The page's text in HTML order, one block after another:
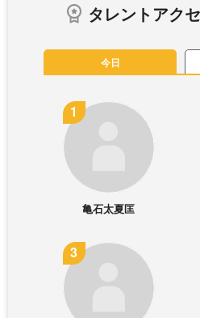
タレントアク
今日
亀石太夏匡